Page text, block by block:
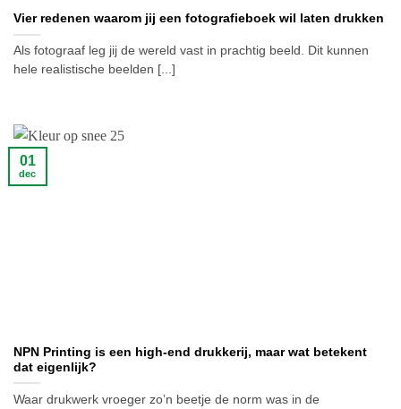
Vier redenen waarom jij een fotografieboek wil laten drukken
Als fotograaf leg jij de wereld vast in prachtig beeld. Dit kunnen
hele realistische beelden [...]
NPN Printing is een high-end drukkerij, maar wat betekent
dat eigenlijk?
Waar drukwerk vroeger zo’n beetje de norm was in de
01
dec